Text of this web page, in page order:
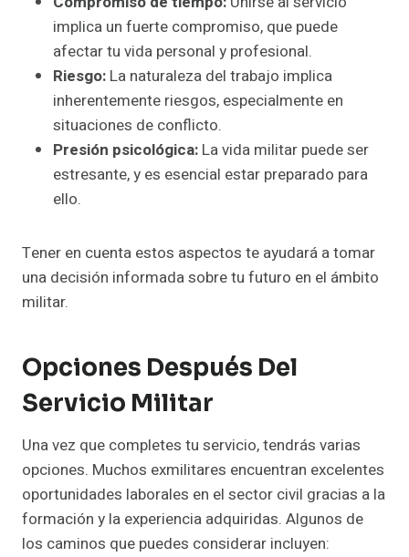
implica un fuerte compromiso, que puede
afectar tu vida personal y profesional.
Riesgo: La naturaleza del trabajo implica
inherentemente riesgos, especialmente en
situaciones de conflicto.
Presión psicológica: La vida militar puede ser
estresante, y es esencial estar preparado para
ello.
Tener en cuenta estos aspectos te ayudará a tomar
una decisión informada sobre tu futuro en el ámbito
militar.
Opciones Después Del
Servicio Militar
Una vez que completes tu servicio, tendrás varias
opciones. Muchos exmilitares encuentran excelentes
oportunidades laborales en el sector civil gracias a la
formación y la experiencia adquiridas. Algunos de
los caminos que puedes considerar incluyen: